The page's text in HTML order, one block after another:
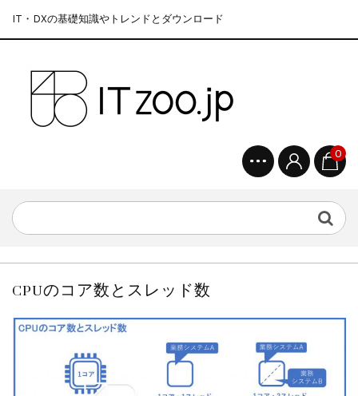
IT・DXの基礎知識やトレンドとダウンロード
0
CPUのコア数とスレッド数